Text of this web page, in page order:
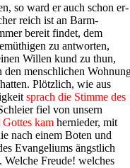
so ward er auch schon er-
reich ist an Barm-
bereit findet, dem
zu antworten,
Willen kund zu thun,
menschlichen
Plötzlich, wie aus
sprach die Stimme des
fiel von unsern
kamhernieder, mit
nach einem Boten und
Evangeliums ängstlich
Freude! welches